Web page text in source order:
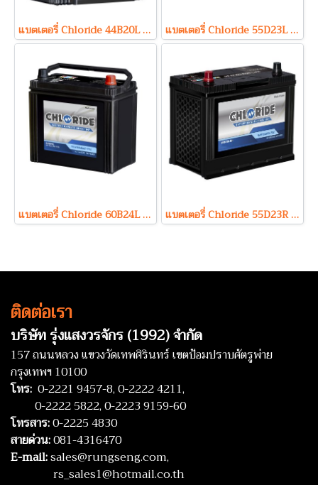
แบตเตอรี่ Chloride 44B20L (Maintenance Free Type) 12V 35Ah แบตเตอรี่ Chloride 55D23L (Maintenance Free Type) 12V 60Ah
แบตเตอรี่ Chloride 60B24L (Maintenance Free Type) 12V 45Ah แบตเตอรี่ Chloride 55D23R (Maintenance Free Type) 12V 60Ah
ติดต่อเรา
บริษัท รุ่งแสงวรจักร (1992) จำกัด
157 ถนนหลวง แขวงวัดเทพศิรินทร์ เขตป้อมปราบศัตรูพ่าย
กรุงเทพฯ 10100
โทร: 0-2221 9457-8,0-2222 4211,
0-2222 5822,0-2223 9159-60
โทรสาร:0-2225 4830
สายด่วน:081-4316470
E-mail:sales@rungseng.com,
rs_sales1@hotmail.co.th